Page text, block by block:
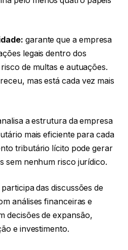
garante que a empresa
legais dentro dos
de multas e autuações.
mas está cada vez mais
a estrutura da empresa
mais eficiente para cada
tributário lícito pode gerar
sem nenhum risco jurídico.
participa das discussões de
análises financeiras e
decisões de expansão,
e investimento.